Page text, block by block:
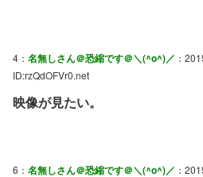
4： 名無しさん＠恐縮です＠＼(^o^)／ ：
ID:rzQdOFVr0.net
映像が見たい。
6： 名無しさん＠恐縮です＠＼(^o^)／ ：